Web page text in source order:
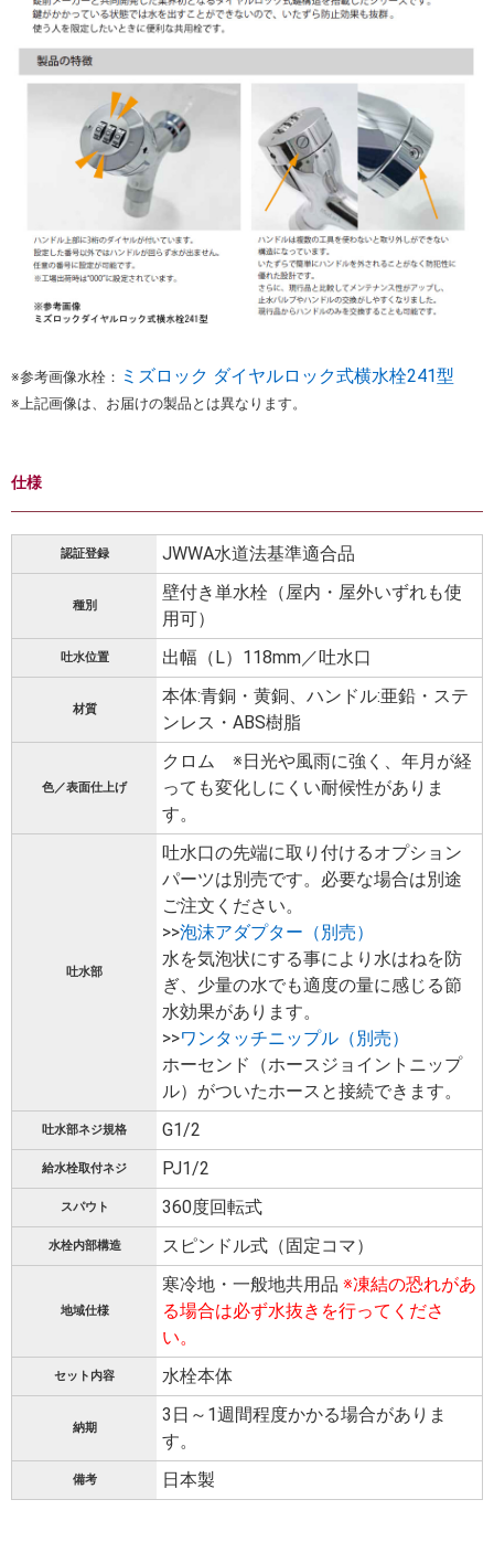
※参考画像水栓： ミズロック ダイヤルロック式横水栓241型
※上記画像は、お届けの製品とは異なります。
仕様
認証登録 JWWA水道法基準適合品
種別
壁付き単水栓（屋内・屋外いずれも使
用可）
吐水位置 出幅（L）118mm／吐水口
材質
本体:青銅・黄銅、ハンドル:亜鉛・ステ
ンレス・ABS樹脂
色／表面仕上げ
クロム ※日光や風雨に強く、年月が経
っても変化しにくい耐候性がありま
す。
吐水部
吐水口の先端に取り付けるオプション
パーツは別売です。必要な場合は別途
ご注文ください。
>>泡沫アダプター（別売）
水を気泡状にする事により水はねを防
ぎ、少量の水でも適度の量に感じる節
水効果があります。
>>ワンタッチニップル（別売）
ホーセンド（ホースジョイントニップ
ル）がついたホースと接続できます。
吐水部ネジ規格 G1/2
給水栓取付ネジ PJ1/2
スパウト 360度回転式
水栓内部構造 スピンドル式（固定コマ）
地域仕様
寒冷地・一般地共用品 ※凍結の恐れがあ
る場合は必ず水抜きを行ってくださ
い。
セット内容 水栓本体
納期
3日～1週間程度かかる場合がありま
す。
備考 日本製